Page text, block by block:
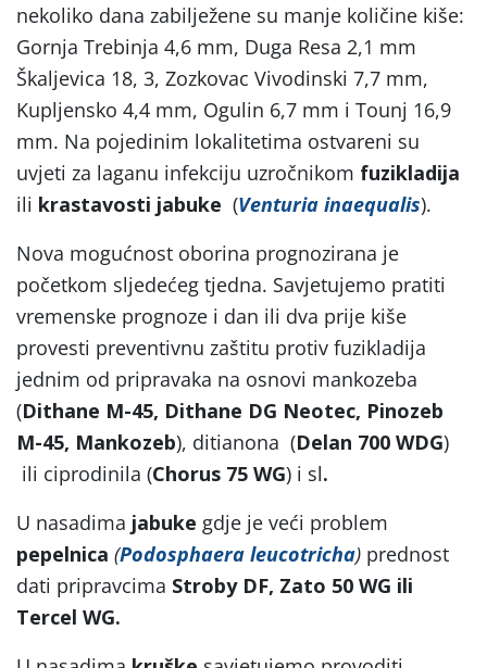
nekoliko dana zabilježene su manje količine kiše:
Gornja Trebinja 4,6 mm, Duga Resa 2,1 mm
Škaljevica 18, 3, Zozkovac Vivodinski 7,7 mm,
Kupljensko 4,4 mm, Ogulin 6,7 mm i Tounj 16,9
mm. Na pojedinim lokalitetima ostvareni su
uvjeti za laganu infekciju uzročnikom fuzikladija
ili krastavosti jabuke (Venturia inaequalis).
Nova mogućnost oborina prognozirana je
početkom sljedećeg tjedna. Savjetujemo pratiti
vremenske prognoze i dan ili dva prije kiše
provesti preventivnu zaštitu protiv fuzikladija
jednim od pripravaka na osnovi mankozeba
(Dithane M-45, Dithane DG Neotec, Pinozeb
M-45, Mankozeb), ditianona (Delan 700 WDG)
ili ciprodinila (Chorus 75 WG) i sl.
U nasadima jabuke gdje je veći problem
pepelnica (Podosphaera leucotricha) prednost
dati pripravcima Stroby DF, Zato 50 WG ili
Tercel WG.